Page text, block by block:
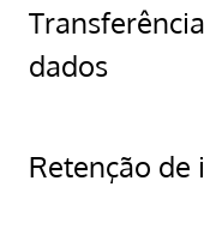
dados
Retenção de